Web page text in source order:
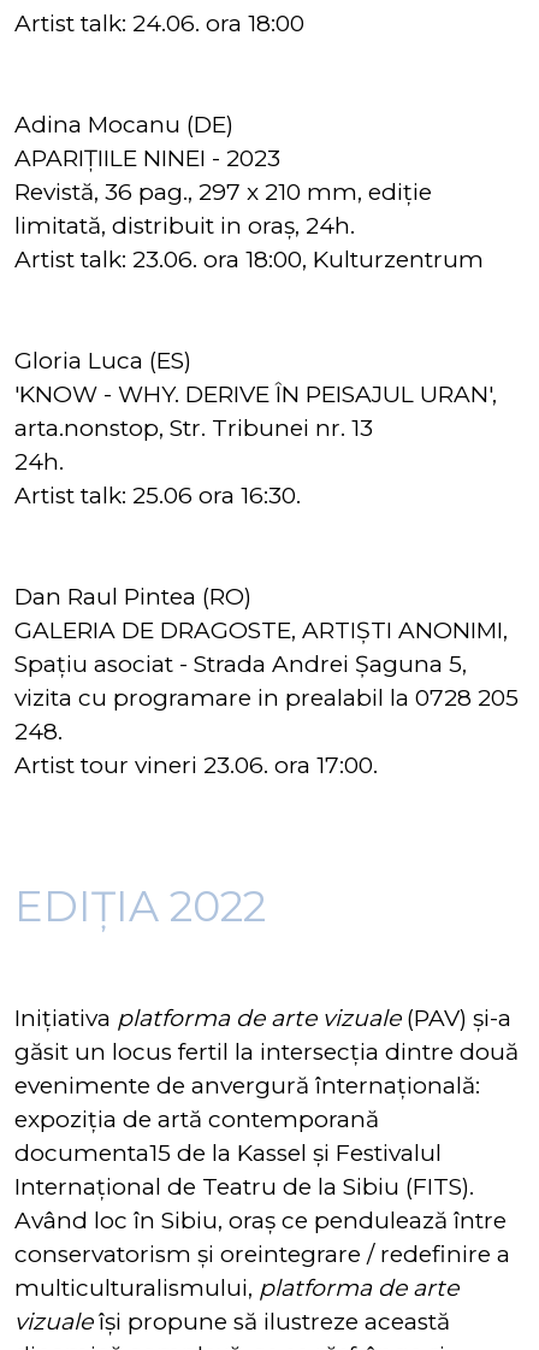
Artist talk: 24.06. ora 18:00
Adina Mocanu (DE)
APARIȚIILE NINEI - 2023
Revistă, 36 pag., 297 x 210 mm, ediție
limitată, distribuit in oraș, 24h.
Artist talk: 23.06. ora 18:00, Kulturzentrum
Gloria Luca (ES)
'KNOW - WHY. DERIVE ÎN PEISAJUL URAN',
arta.nonstop, Str. Tribunei nr. 13
24h.
Artist talk: 25.06 ora 16:30.
Dan Raul Pintea (RO)
GALERIA DE DRAGOSTE, ARTIȘTI ANONIMI,
Spațiu asociat - Strada Andrei Șaguna 5,
vizita cu programare in prealabil la 0728 205
248.
Artist tour vineri 23.06. ora 17:00.
EDIȚIA 2022
Inițiativa platforma de arte vizuale(PAV) și-a
găsit un locus fertil la intersecția dintre două
evenimente de anvergură înternațională:
expoziția de artă contemporană
documenta15 de la Kassel și Festivalul
Internațional de Teatru de la Sibiu (FITS).
Având loc în Sibiu, oraș ce pendulează între
conservatorism și oreintegrare / redefinire a
multiculturalismului, platforma de arte
vizualeîși propune să ilustreze această